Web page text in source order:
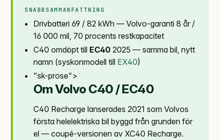
SNABBSAMMANFATTNING
Drivbatteri 69 / 82 kWh — Volvo-garanti 8 år /
16 000 mil, 70 procents restkapacitet
C40 omdöpt till EC402025 — samma bil, nytt
namn (syskonmodell till EX40)
"sk-prose">
Om Volvo C40 / EC40
C40 Recharge lanserades 2021 som Volvos
första helelektriska bil byggd från grunden för
el — coupé-versionen av XC40 Recharge.